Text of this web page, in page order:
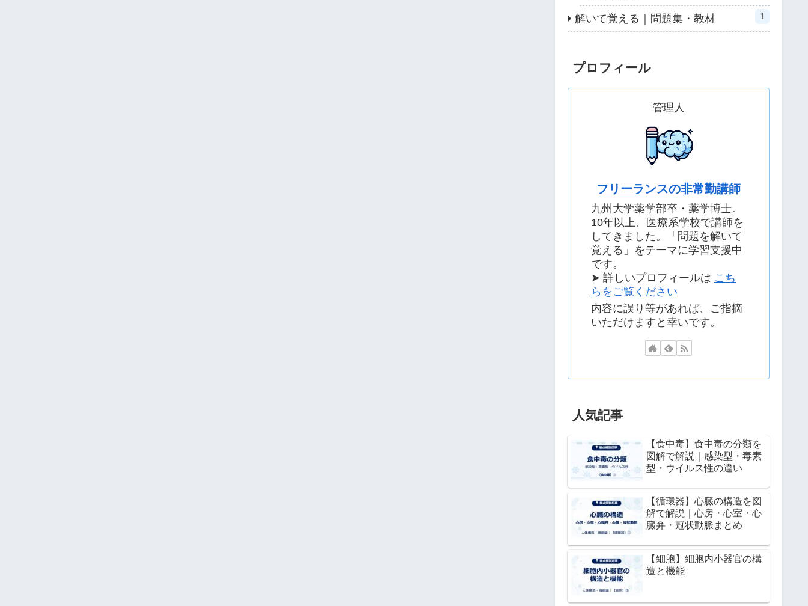
解いて覚える｜問題集・教材 1
プロフィール
管理人
フリーランスの非常勤講師
九州大学薬学部卒・薬学博士。
10年以上、医療系学校で講師を
してきました。「問題を解いて
覚える」をテーマに学習支援中
です。
➤ 詳しいプロフィールは こち
らをご覧ください
内容に誤り等があれば、ご指摘
いただけますと幸いです。
人気記事
【食中毒】食中毒の分類を
図解で解説｜感染型・毒素
型・ウイルス性の違い
【循環器】心臓の構造を図
解で解説｜心房・心室・心
臓弁・冠状動脈まとめ
【細胞】細胞内小器官の構
造と機能